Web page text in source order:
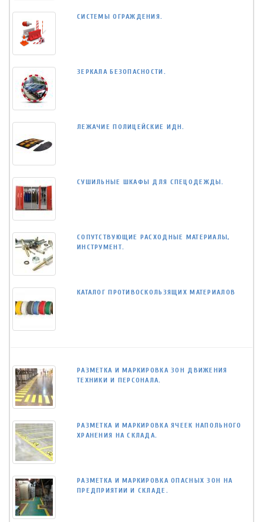
СИСТЕМЫ ОГРАЖДЕНИЯ.
ЗЕРКАЛА БЕЗОПАСНОСТИ.
ЛЕЖАЧИЕ ПОЛИЦЕЙСКИЕ ИДН.
СУШИЛЬНЫЕ ШКАФЫ ДЛЯ СПЕЦОДЕЖДЫ.
СОПУТСТВУЮЩИЕ РАСХОДНЫЕ МАТЕРИАЛЫ,
ИНСТРУМЕНТ.
КАТАЛОГ ПРОТИВОСКОЛЬЗЯЩИХ МАТЕРИАЛОВ
РАЗМЕТКА И МАРКИРОВКА ЗОН ДВИЖЕНИЯ
ТЕХНИКИ И ПЕРСОНАЛА.
РАЗМЕТКА И МАРКИРОВКА ЯЧЕЕК НАПОЛЬНОГО
ХРАНЕНИЯ НА СКЛАДА.
РАЗМЕТКА И МАРКИРОВКА ОПАСНЫХ ЗОН НА
ПРЕДПРИЯТИИ И СКЛАДЕ.